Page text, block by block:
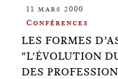
11 mars 2000
Conférences
LES FORMES
"L'ÉVOLUTION
DES